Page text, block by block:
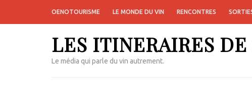
OENOTOURISME LE MONDE DU VIN RENCONTRES
LES ITINERAIRES
Le média qui parle du vin autrement.